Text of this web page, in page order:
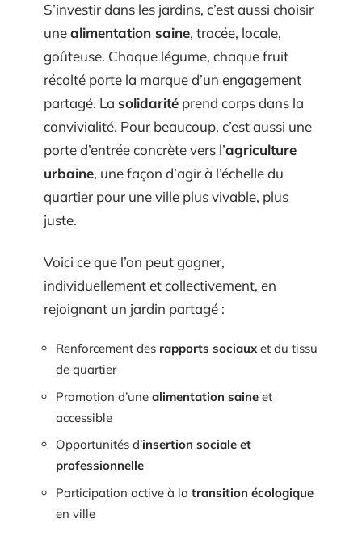
S’investir dans les jardins, c’est aussi choisir
unealimentation saine, tracée, locale,
goûteuse. Chaque légume, chaque fruit
récolté porte la marque d’un engagement
partagé. La solidarité prend corps dans la
convivialité. Pour beaucoup, c’est aussi une
porte d’entrée concrète vers l’agriculture
urbaine, une façon d’agir à l’échelle du
quartier pour une ville plus vivable, plus
juste.
Voici ce que l’on peut gagner,
individuellement et collectivement, en
rejoignant un jardin partagé :
Renforcement des rapports sociaux et du tissu
de quartier
Promotion d’une alimentation saine et
accessible
Opportunités d’insertion sociale et
professionnelle
Participation active à la transition écologique
en ville